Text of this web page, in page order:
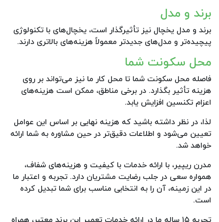
برند و مدل
برند و مدل یخچال نیز تأثیرگذار است، یخچال‌های با تکنولوژی
پیچیده‌تر و مدل‌های جدیدتر معمولاً هزینه‌های بالاتری دارند.
محل سکونت شما
فاصله محل سکونت شما تا محل کار ما نیز می‌تواند بر روی
هزینه تأثیر بگذارد. در برخی مناطق، ممکن است هزینه‌های
اعزام تکنسین افزایش یابد.
لذا، در نظر داشته باشید که هزینه نهایی بر اساس این عوامل
تعیین می‌شود و اطلاعات دقیق‌تر در حین مشاوره به شما ارائه
خواهد شد.
مدرن ریپیر، با ارائه خدمات با کیفیت و هزینه‌های شفاف،
همواره سعی در جلب رضایت مشتریان دارد. تجربه و اعتبار ما
در این زمینه، آن را به انتخابی مناسب برای شما تبدیل کرده
است.